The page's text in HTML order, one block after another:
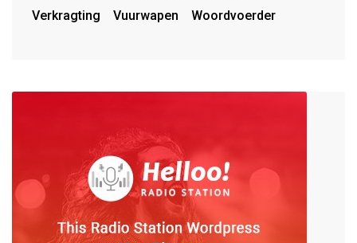
Verkragting
Vuurwapen Woordvoerder